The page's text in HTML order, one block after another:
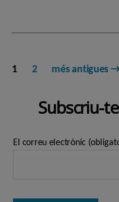
Paginació
entrades
1 2 més antigues
Subscriu-
El correu electrònic